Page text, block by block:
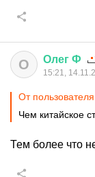
О Олег Ф
15:21,
От пользователя
Чем китайское
Тем более что